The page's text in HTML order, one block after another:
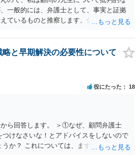
んだ場合は解雇が有効と判断される可能
中途社員だから直ちに解雇しやすいとい
度人材の中途社員の場合は雇用契約上、
いるため能力不足か否かの判断が給与の
厳格に判断される結果、解雇の有効性の
可能性はあると考えます。 もっとも、高
やはり解雇のハードルは相応に高いもの
スクを避ける観点からは、会社側として
用契約で募集する、試用期間付を設け
という方法もあり得るかと存じます。
る場合は、運用面によっては実質的に雇
るリスクもありますので顧問弁護士の先
断ください。）
一般的には、弁護士として、事実と証拠
ているものと推察します。仮に弁護士の
ていないのであれば、また、こちらにお
ドからすれば、弁護士のせいではなく、
経営者の判断であり、責任ではないかと
みが芳しくないことやリスクをいくらお
だけない経営者や依頼者はいますし、代
てもあくまで決めるのは依頼者ですか
との責任は弁護士にあるわけではない、
。そのような場合、仕事をしていて心地
辞任を検討することもありますが、最終
ろうと考えて続けることもあります。 ご
んの対応や方針に疑問を持ち、それによ
このままでは会社がたち行かなくなると
と早期解決の必要性について
役にたった 18
ら回答します。 ＞①なぜ、顧問弁護士
けなさいな！とアドバイスをしないので
か？ これについては、まず基本的に顧問